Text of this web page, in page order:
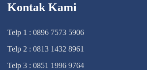
Kontak Kami
Telp 1 : 0896 7573 5906
Telp 2 : 0813 1432 8961
Telp 3 : 0851 1996 9764